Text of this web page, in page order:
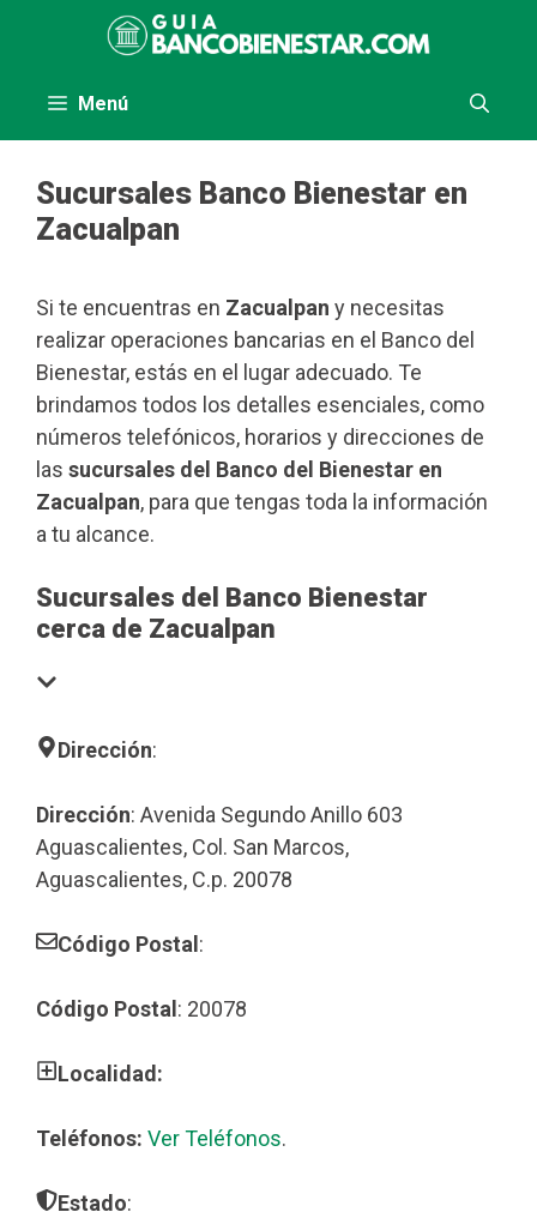
Menú
Sucursales Banco Bienestar en
Zacualpan
Si te encuentras en Zacualpan y necesitas
realizar operaciones bancarias en el Banco del
Bienestar, estás en el lugar adecuado. Te
brindamos todos los detalles esenciales, como
números telefónicos, horarios y direcciones de
las sucursales del Banco del Bienestar en
Zacualpan, para que tengas toda la información
a tu alcance.
Sucursales del Banco Bienestar
cerca de Zacualpan
Dirección:
Dirección: Avenida Segundo Anillo 603
Aguascalientes, Col. San Marcos,
Aguascalientes, C.p. 20078
Código Postal :
Código Postal : 20078
Localidad:
Teléfonos: Ver Teléfonos.
Estado: